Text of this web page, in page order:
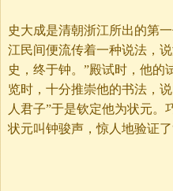
史大成是清朝浙江所出的第
江民间便流传着一种说法，
史，终于钟。”殿试时，他的
览时，十分推崇他的书法，
人君子”于是钦定他为状元。
状元叫钟骏声，惊人地验证了